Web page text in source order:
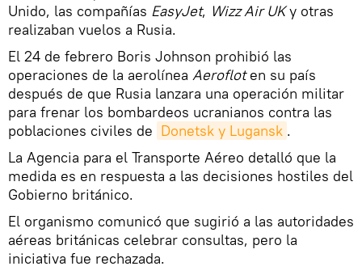
Unido, las compañías EasyJet, Wizz Air UKy otras
realizaban vuelos a Rusia.
El 24 de febrero Boris Johnson prohibió las
operaciones de la aerolínea Aerofloten su país
después de que Rusia lanzara una operación militar
para frenar los bombardeos ucranianos contra las
poblaciones civiles de Donetsk y Lugansk .
La Agencia para el Transporte Aéreo detalló que la
medida es en respuesta a las decisiones hostiles del
Gobierno británico.
El organismo comunicó que sugirió a las autoridades
aéreas británicas celebrar consultas, pero la
iniciativa fue rechazada.